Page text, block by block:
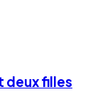
deux filles